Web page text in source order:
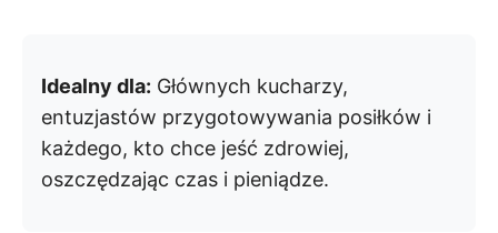
Idealny dla: Głównych kucharzy,
entuzjastów przygotowywania posiłków i
każdego, kto chce jeść zdrowiej,
oszczędzając czas i pieniądze.